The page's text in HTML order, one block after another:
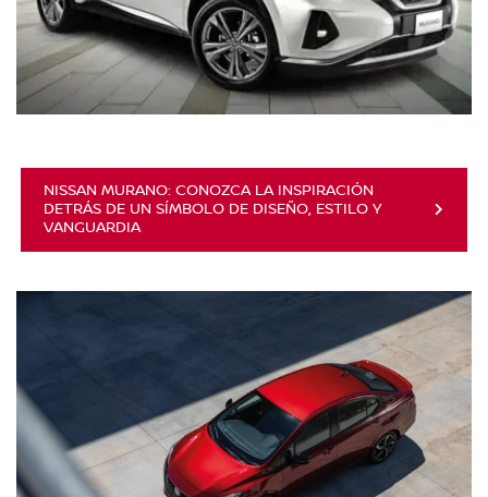
NISSAN MURANO: CONOZCA LA INSPIRACIÓN
DETRÁS DE UN SÍMBOLO DE DISEÑO, ESTILO Y
VANGUARDIA